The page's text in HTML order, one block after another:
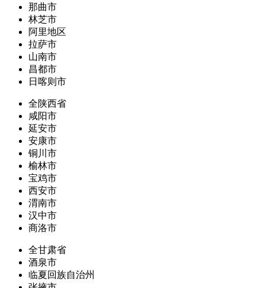
那曲市
林芝市
阿里地区
拉萨市
山南市
昌都市
日喀则市
全陕西省
咸阳市
延安市
安康市
铜川市
榆林市
宝鸡市
西安市
渭南市
汉中市
商洛市
全甘肃省
酒泉市
临夏回族自治州